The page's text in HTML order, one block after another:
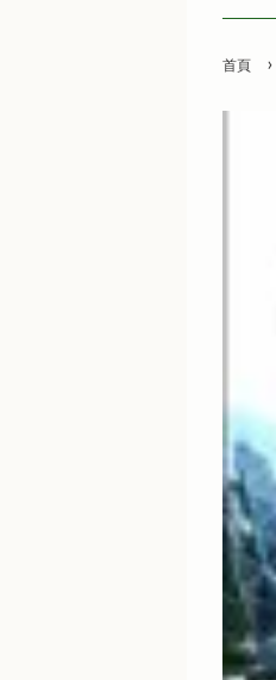
首頁 ›